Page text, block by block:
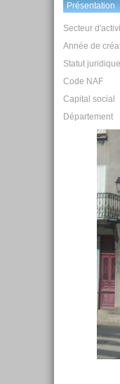
Présentation
Secteur
Année de
Statut juridique
Code NAF
Capital social
Département